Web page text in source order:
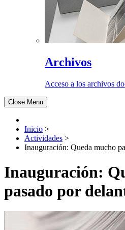
Archivos
Acceso a los archivos
Close Menu
Inicio >
Actividades >
Inauguración: Queda mucho
Inauguración:
pasado por